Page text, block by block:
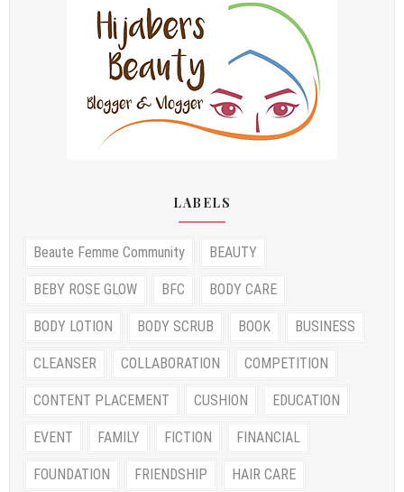
LABELS
Beaute Femme Community BEAUTY
BEBY ROSE GLOW BFC BODY CARE
BODY LOTION BODY SCRUB BOOK BUSINESS
CLEANSER COLLABORATION COMPETITION
CONTENT PLACEMENT CUSHION EDUCATION
EVENT FAMILY FICTION FINANCIAL
FOUNDATION FRIENDSHIP HAIR CARE